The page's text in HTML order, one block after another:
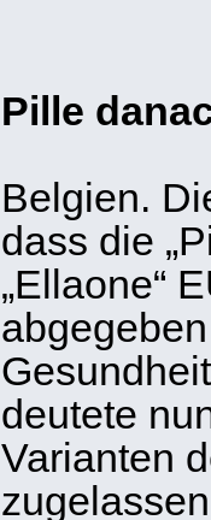
Pille
Belgien.
dass die
„Ellaone“
deutete
Varianten